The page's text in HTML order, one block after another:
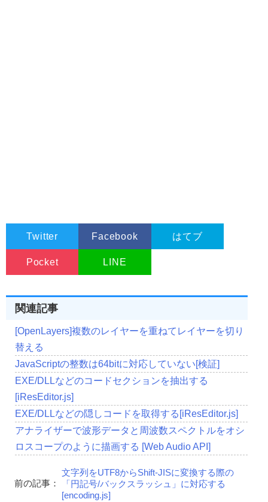
Twitter Facebook はてブ
Pocket LINE
関連記事
[OpenLayers]複数のレイヤーを重ねてレイヤーを切り
替える
JavaScriptの整数は64bitに対応していない[検証]
EXE/DLLなどのコードセクションを抽出する
[iResEditor.js]
EXE/DLLなどの隠しコードを取得する[iResEditor.js]
アナライザーで波形データと周波数スペクトルをオシ
ロスコープのように描画する [Web Audio API]
前の記事：
文字列をUTF8からShift-JISに変換する際の
「円記号/バックスラッシュ」に対応する
[encoding.js]